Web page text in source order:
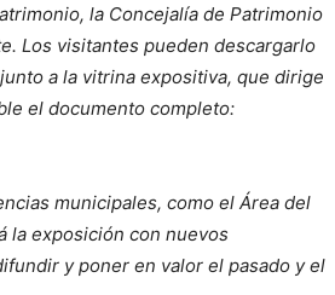
la Concejalía de Patrimonio
Los visitantes pueden descargarlo
a la vitrina expositiva, que dirige
el documento completo:
municipales, como el Área del
la exposición con nuevos
y poner en valor el pasado y el